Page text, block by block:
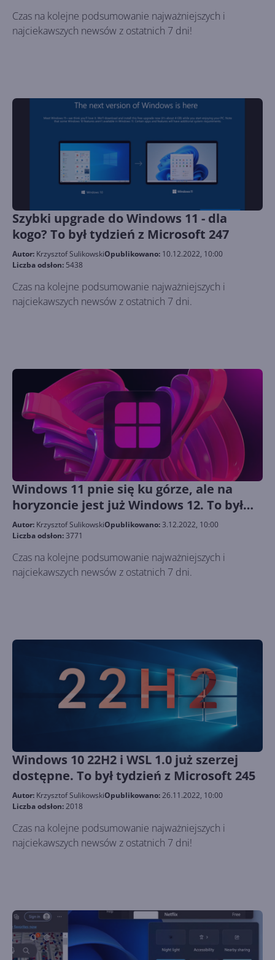
Czas na kolejne podsumowanie najważniejszych i
najciekawszych newsów z ostatnich 7 dni!
Szybki upgrade do Windows 11 - dla
kogo? To był tydzień z Microsoft 247
Autor: Krzysztof SulikowskiOpublikowano: 10.12.2022, 10:00
Liczba odsłon: 5438
Czas na kolejne podsumowanie najważniejszych i
najciekawszych newsów z ostatnich 7 dni.
Windows 11 pnie się ku górze, ale na
horyzoncie jest już Windows 12. To był
tydzień z Microsoft 246
Autor: Krzysztof SulikowskiOpublikowano:3.12.2022, 10:00
Liczba odsłon:3771
Czas na kolejne podsumowanie najważniejszych i
najciekawszych newsów z ostatnich 7 dni.
Windows 10 22H2 i WSL 1.0 już szerzej
dostępne. To był tydzień z Microsoft 245
Autor: Krzysztof SulikowskiOpublikowano:26.11.2022, 10:00
Liczba odsłon:2018
Czas na kolejne podsumowanie najważniejszych i
najciekawszych newsów z ostatnich 7 dni!